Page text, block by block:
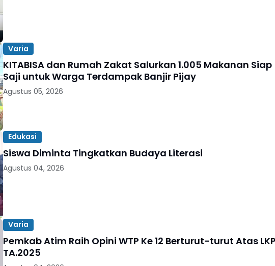
Varia
KITABISA dan Rumah Zakat Salurkan 1.005 Makanan Siap
Saji untuk Warga Terdampak Banjir Pijay
Agustus 05, 2026
Edukasi
Siswa Diminta Tingkatkan Budaya Literasi
Agustus 04, 2026
Varia
Pemkab Atim Raih Opini WTP Ke 12 Berturut-turut Atas
TA.2025